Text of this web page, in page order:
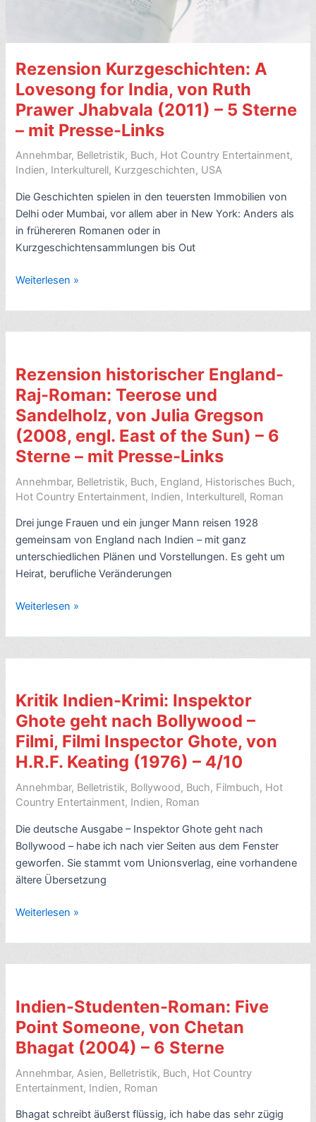
Sterne
–
mit
Presse-
Links
Rezension Kurzgeschichten: A
Lovesong for India, von Ruth
Prawer Jhabvala (2011) – 5 Sterne
– mit Presse-Links
Annehmbar, Belletristik, Buch, Hot Country Entertainment,
Indien, Interkulturell, Kurzgeschichten, USA
Die Geschichten spielen in den teuersten Immobilien von
Delhi oder Mumbai, vor allem aber in New York: Anders als
in frühereren Romanen oder in
Kurzgeschichtensammlungen bis Out
Rezension
A
Lovesong
von
Ruth
Prawer
Jhabvala
(2011)
–
5
Sterne
–
Presse-
Links
Weiterlesen »
Rezension historischer England-
Raj-Roman: Teerose und
Sandelholz, von Julia Gregson
(2008, engl. East of the Sun) – 6
Sterne – mit Presse-Links
Annehmbar, Belletristik, Buch, England, Historisches Buch,
Hot Country Entertainment, Indien, Interkulturell, Roman
Drei junge Frauen und ein junger Mann reisen 1928
gemeinsam von England nach Indien – mit ganz
unterschiedlichen Plänen und Vorstellungen. Es geht um
Heirat, berufliche Veränderungen
Rezension
England-
Raj-
Teerose
und
Sandelholz,
von
Julia
(2008,
engl.
East
of
the
Sun)
6
–
mit
Weiterlesen »
Kritik Indien-Krimi: Inspektor
Ghote geht nach Bollywood –
Filmi, Filmi Inspector Ghote, von
H.R.F. Keating (1976) – 4/10
Annehmbar, Belletristik, Bollywood, Buch, Filmbuch, Hot
Country Entertainment, Indien, Roman
Die deutsche Ausgabe – Inspektor Ghote geht nach
Bollywood – habe ich nach vier Seiten aus dem Fenster
geworfen. Sie stammt vom Unionsverlag, eine vorhandene
ältere Übersetzung
Kritik
Krimi:
Inspektor
nach
Bollywood
–
Filmi
Ghote,
Weiterlesen »
Indien-Studenten-Roman: Five
Point Someone, von Chetan
Bhagat (2004) – 6 Sterne
Annehmbar,Asien, Belletristik, Buch, Hot Country
Entertainment, Indien, Roman
Bhagat schreibt äußerst flüssig, ich habe das sehr zügig